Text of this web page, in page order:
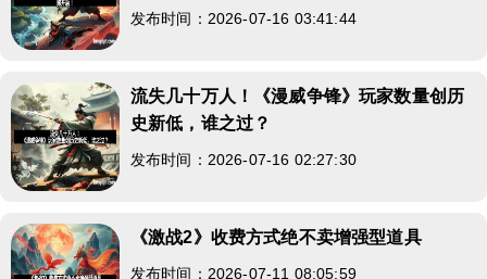
发布时间：2026-07-16 03:41:44
流失几十万人！《漫威争锋》玩家数量创历
史新低，谁之过？
发布时间：2026-07-16 02:27:30
《激战2》收费方式绝不卖增强型道具
发布时间：2026-07-11 08:05:59